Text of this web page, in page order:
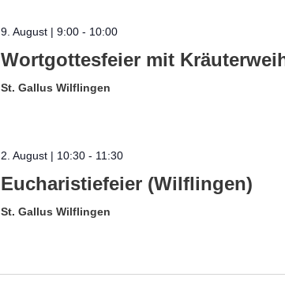
9. August | 9:00 - 10:00
Wortgottesfeier mit
St. Gallus Wilflingen
2. August | 10:30 - 11:30
Eucharistiefeier (Wilflingen)
St. Gallus Wilflingen